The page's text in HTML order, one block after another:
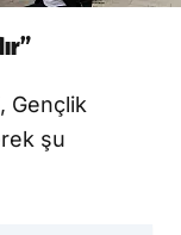
Gençlik
şu